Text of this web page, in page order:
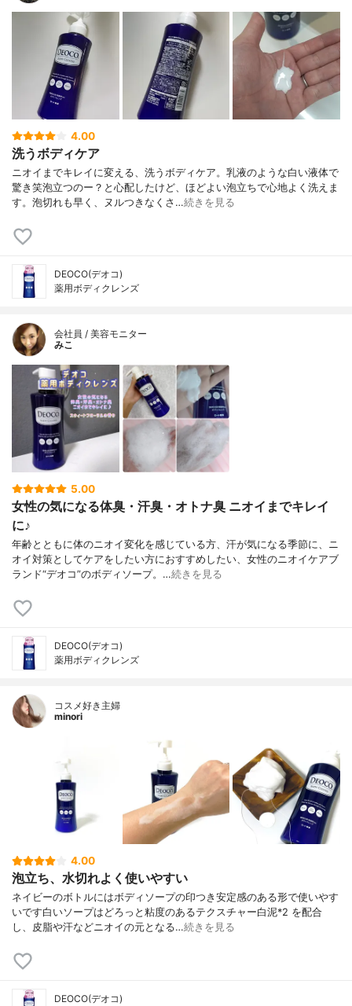
4.00
洗うボディケア
ニオイまでキレイに変える、洗うボディケア。乳液のような白い液体で
驚き笑泡立つのー？と心配したけど、ほどよい泡立ちで心地よく洗えま
す。泡切れも早く、ヌルつきなくさ…続きを見る
DEOCO(デオコ)
薬用ボディクレンズ
会社員 / 美容モニター
みこ
5.00
女性の気になる体臭・汗臭・オトナ臭 ニオイまでキレイ
に♪
年齢とともに体のニオイ変化を感じている方、汗が気になる季節に、ニ
オイ対策としてケアをしたい方におすすめしたい、女性のニオイケアブ
ランド“デオコ”のボディソープ。…続きを見る
DEOCO(デオコ)
薬用ボディクレンズ
コスメ好き主婦
minori
4.00
泡立ち、水切れよく使いやすい
ネイビーのボトルにはボディソープの印つき安定感のある形で使いやす
いです白いソープはどろっと粘度のあるテクスチャー白泥*2 を配合
し、皮脂や汗などニオイの元となる…続きを見る
DEOCO(デオコ)